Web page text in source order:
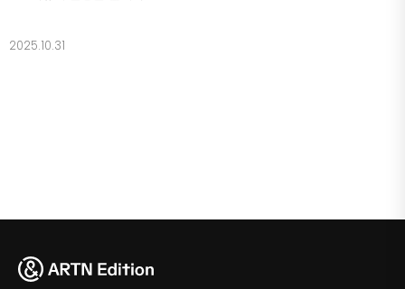
2025.10.31